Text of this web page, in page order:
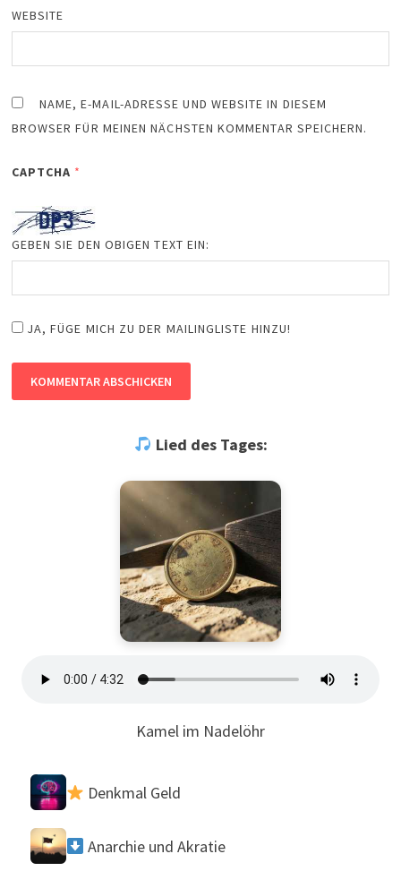
WEBSITE
NAME, E-MAIL-ADRESSE UND WEBSITE IN DIESEM
BROWSER FÜR MEINEN NÄCHSTEN KOMMENTAR SPEICHERN.
CAPTCHA *
GEBEN SIE DEN OBIGEN TEXT EIN:
JA, FÜGE MICH ZU DER MAILINGLISTE HINZU!
Lied des Tages:
Kamel im Nadelöhr
Denkmal Geld
Anarchie und Akratie